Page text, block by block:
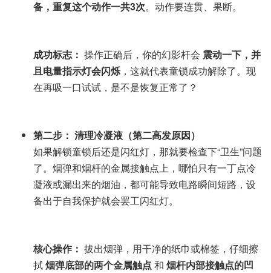
备，重复这个动作一共3次。动作要连贯、果断。
成功标志： 操作正确后，你的幻影杆会 震动一下，并
且电量指示灯会闪烁 ，这就代表童锁成功解除了。现
在再吸一口试试，是不是恢复正常了？
第二步： 清理冷凝液（第二高发原因）
如果解锁童锁后还是闪红灯，那就要检查下“卫生”问题
了。烟弹和烟杆的金属接触点上，哪怕只有一丁点冷
凝液或漏出来的烟油，都可能导致电路瞬间短路，设
备出于自我保护就会罢工闪红灯。
核心操作： 拔出烟弹，用干净的纸巾或棉签，仔细擦
拭烟弹底部的两个金属触点 和 烟杆内部接触点的凹